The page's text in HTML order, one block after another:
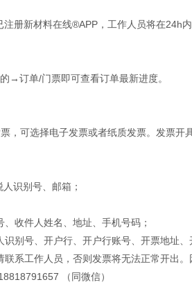
册新材料在线®APP，工作人员将在24h
→订单/门票即可查看订单最新进度。
，可选择电子发票或者纸质发票。发票开
识别号、邮箱；
收件人姓名、地址、手机号码；
别号、开户行、开户行账号、开票地址、
系工作人员，否则发票将无法正常开出。
（同微信）